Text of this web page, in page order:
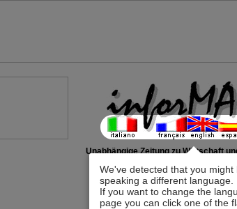
We've detected that you might
speaking a different language.
If you want to change the
page you can click one of the
Unabhängige Zeitung zu Wirtschaft